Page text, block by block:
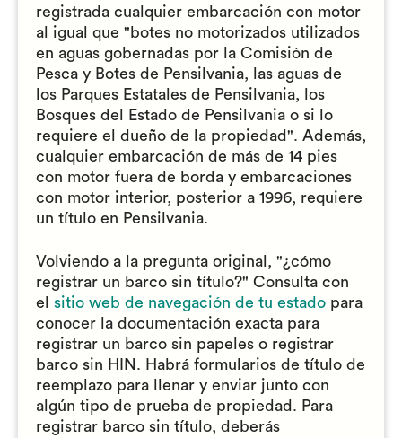
registrada cualquier embarcación con motor
al igual que "botes no motorizados utilizados
en aguas gobernadas por la Comisión de
Pesca y Botes de Pensilvania, las aguas de
los Parques Estatales de Pensilvania, los
Bosques del Estado de Pensilvania o si lo
requiere el dueño de la propiedad". Además,
cualquier embarcación de más de 14 pies
con motor fuera de borda y embarcaciones
con motor interior, posterior a 1996, requiere
un título en Pensilvania.
Volviendo a la pregunta original, "¿cómo
registrar un barco sin título?" Consulta con
el sitio web de navegación de tu estado para
conocer la documentación exacta para
registrar un barco sin papeles o registrar
barco sin HIN. Habrá formularios de título de
reemplazo para llenar y enviar junto con
algún tipo de prueba de propiedad. Para
registrar barco sin título, deberás